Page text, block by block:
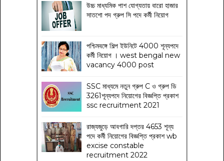
উচ্চ মাধ্যমিক পাশ যোগ্যতায় বারো হাজার
সাতশো পদ গ্রুপ সি পদে কর্মী নিয়োগ
পশ্চিমবঙ্গে শিল্প ইউনিটে 4000 শূন্যপদে
কর্মী নিয়োগ । west bengal new
vacancy 4000 post
SSC মাধ্যমে নতুন গ্রুপ C ও গ্রুপ ডি
3261শূন্যপদে নিয়োগের বিজ্ঞপ্তি প্রকাশ
ssc recruitment 2021
রাজ্যজুড়ে আবগারি দপ্তর 4653 শূন্য
পদে কর্মী নিয়োগের বিজ্ঞপ্তি প্রকাশ wb
excise constable
recruitment 2022